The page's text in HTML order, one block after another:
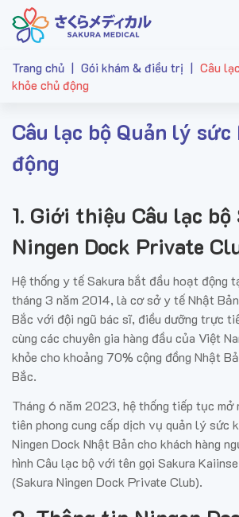
Trang chủ | Gói khám & điều trị | Câu
khỏe chủ động
Câu lạc bộ Quản lý sức
động
1. Giới thiệu Câu lạc bộ
Ningen Dock Private
Hệ thống y tế Sakura bắt đầu hoạt động
tháng 3 năm 2014, là cơ sở y tế Nhật
Bắc với đội ngũ bác sĩ, điều dưỡng trực
cùng các chuyên gia hàng đầu của Việt
khỏe cho khoảng 70% cộng đồng Nhật
Bắc.
Tháng 6 năm 2023, hệ thống tiếp tục mở
tiên phong cung cấp dịch vụ quản lý sức
Ningen Dock Nhật Bản cho khách hàng
hình Câu lạc bộ với tên gọi Sakura
(Sakura Ningen Dock Private Club).